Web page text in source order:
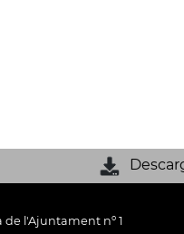
de l'Ajuntament nº 1